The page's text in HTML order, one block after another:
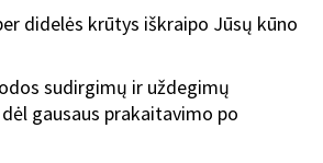
didelės krūtys iškraipo Jūsų kūno
sudirgimų ir uždegimų
gausaus prakaitavimo po